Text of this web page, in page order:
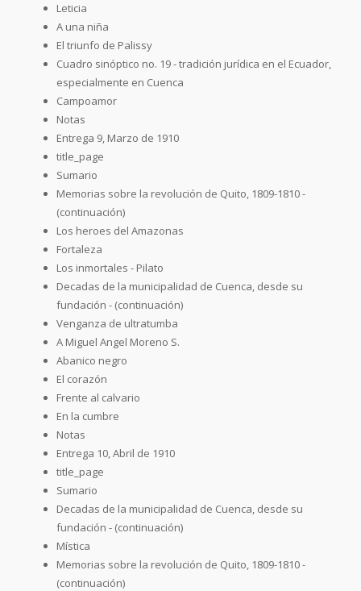
Leticia
A una niña
El triunfo de Palissy
Cuadro sinóptico no. 19 - tradición jurídica en el Ecuador,
especialmente en Cuenca
Campoamor
Notas
Entrega 9, Marzo de 1910
title_page
Sumario
Memorias sobre la revolución de Quito, 1809-1810 -
(continuación)
Los heroes del Amazonas
Fortaleza
Los inmortales - Pilato
Decadas de la municipalidad de Cuenca, desde su
fundación - (continuación)
Venganza de ultratumba
A Miguel Angel Moreno S.
Abanico negro
El corazón
Frente al calvario
En la cumbre
Notas
Entrega 10, Abril de 1910
title_page
Sumario
Decadas de la municipalidad de Cuenca, desde su
fundación - (continuación)
Mística
Memorias sobre la revolución de Quito, 1809-1810 -
(continuación)